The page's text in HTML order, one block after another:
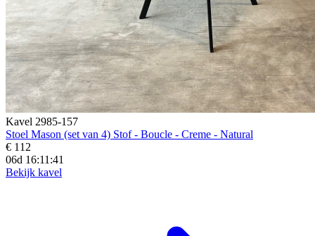
Kavel 2985-157
Stoel Mason (set van 4) Stof - Boucle - Creme - Natural
€ 112
06d 16:11:39
Bekijk kavel